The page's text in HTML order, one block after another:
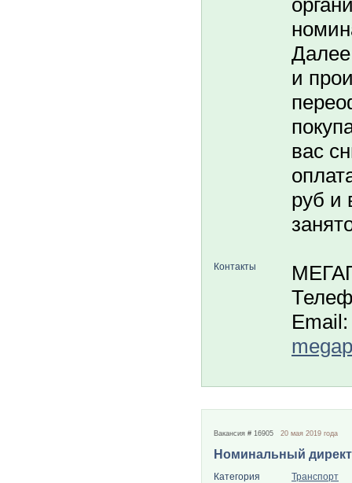
и
вас
руб и
Контакты
Email:
Вакансия # 16905 20 мая 2019 года
Номинальный
Категория Транспорт